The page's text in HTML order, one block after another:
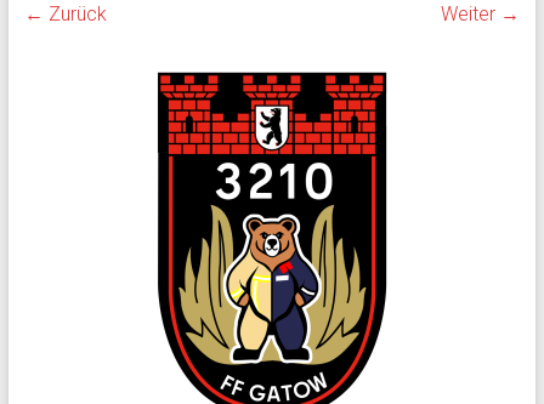
← Zurück Weiter →